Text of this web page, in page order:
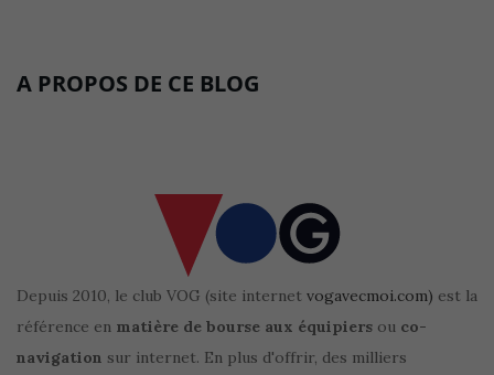
A PROPOS DE CE BLOG
Depuis 2010, le club VOG (site internet vogavecmoi.com) est la
référence en matière de bourse aux équipiers ou co-
navigation sur internet. En plus d'offrir, des milliers